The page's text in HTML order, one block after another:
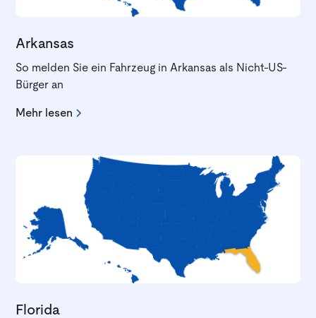
Arkansas
So melden Sie ein Fahrzeug in Arkansas als Nicht-US-
Bürger an
Mehr lesen
Florida